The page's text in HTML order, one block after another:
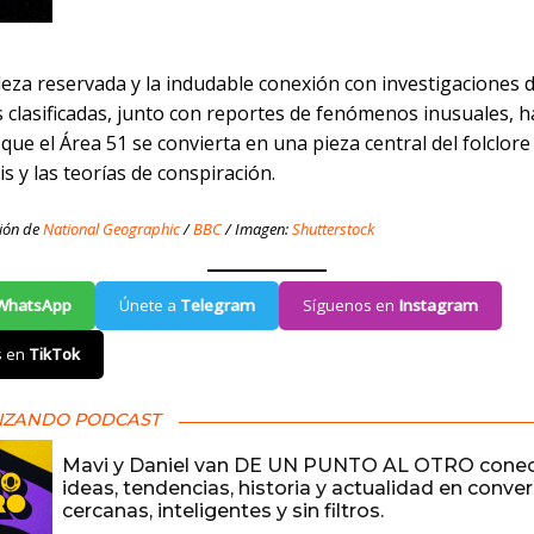
reservada y la indudable conexión con investigaciones
clasificadas, junto con reportes de fenómenos inusuales,
el Área 51 se convierta en una pieza central del
y las teorías de conspiración.
deNational Geographic/BBC/ Imagen:Shutterstock
Únete a Telegram Síguenos en Instagram
en TikTok
PODCAST
Mavi y Daniel van DE UN PUNTO AL OTRO
ideas, tendencias, historia y actualidad en
cercanas, inteligentes y sin filtros.